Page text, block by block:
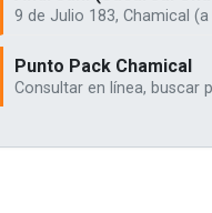
9 de Julio 183, Chamical
Punto Pack Chamical
Consultar en línea, buscar